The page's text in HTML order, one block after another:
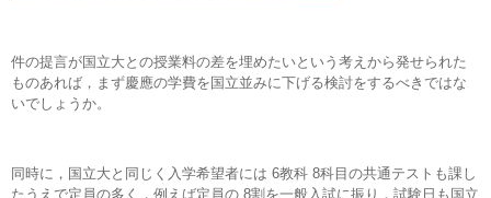
件の提言が国立大との授業料の差を埋めたいという考えから発せられた
ものあれば，まず慶應の学費を国立並みに下げる検討をするべきではな
いでしょうか。
同時に，国立大と同じく入学希望者には 6教科 8科目の共通テストも課し
たうえで定員の多く，例えば定員の 8割を一般入試に振り，試験日も国立